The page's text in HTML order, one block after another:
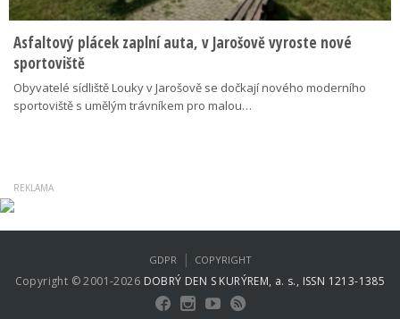
Asfaltový plácek zaplní auta, v Jarošově vyroste nové
sportoviště
Obyvatelé sídliště Louky v Jarošově se dočkají nového moderního
sportoviště s umělým trávníkem pro malou…
Copyright © 2001-2026 DOBRÝ DEN S KURÝREM, a. s., ISSN 1213-1385
GDPR | COPYRIGHT